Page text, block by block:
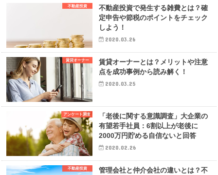
不動産投資
不動産投資で発生する雑費とは？確
定申告や節税のポイントをチェック
しよう！
2020.03.26
賃貸オーナー
賃貸オーナーとは？メリットや注意
点を成功事例から読み解く！
2020.03.25
アンケート調査
「老後に関する意識調査」大企業の
有望若手社員：6割以上が老後に
2000万円貯める自信ないと回答
2020.02.26
不動産投資
管理会社と仲介会社の違いとは？不